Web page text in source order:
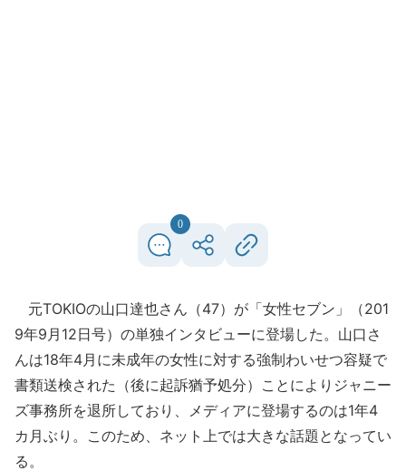
0
元TOKIOの山口達也さん（47）が「女性セブン」（201
9年9月12日号）の単独インタビューに登場した。山口さ
んは18年4月に未成年の女性に対する強制わいせつ容疑で
書類送検された（後に起訴猶予処分）ことによりジャニー
ズ事務所を退所しており、メディアに登場するのは1年4
カ月ぶり。このため、ネット上では大きな話題となってい
る。